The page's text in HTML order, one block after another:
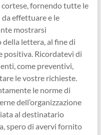
cortese, fornendo tutte le
effettuare e le
mostrarsi
lettera, al fine di
positiva. Ricordatevi di
come preventivi,
le vostre richieste.
le norme di
dell’organizzazione
al destinatario
spero di avervi fornito